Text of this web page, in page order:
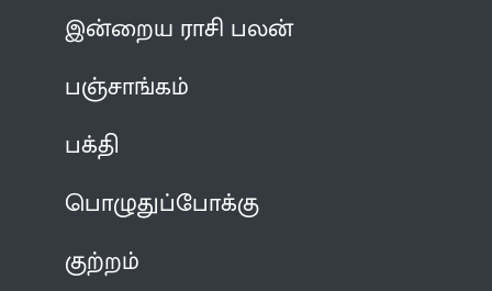
இன்றைய ராசி பலன்
பஞ்சாங்கம்
பக்தி
பொழுதுப்போக்கு
குற்றம்